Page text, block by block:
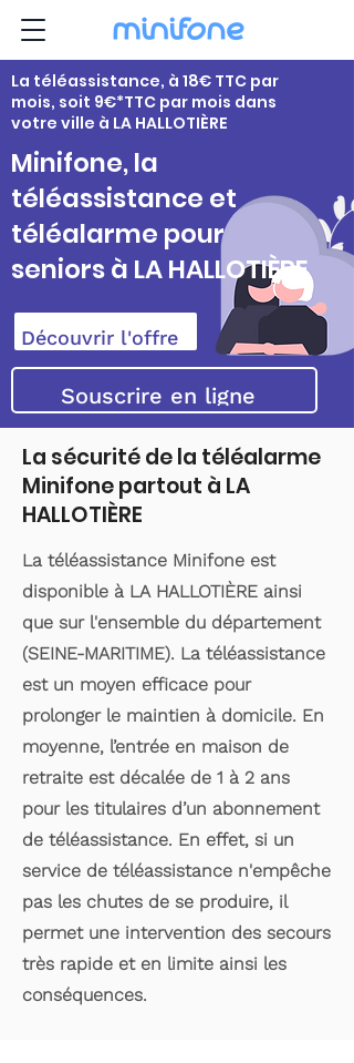
La téléassistance, à 18€ TTC par
mois, soit 9€*TTC par mois dans
votre ville à LA HALLOTIÈRE
Minifone, la
téléassistance et
téléalarme pour
seniors à LA HALLOTIÈRE
Découvrir l'offre
Souscrire en ligne
La sécurité de la téléalarme
Minifone partout à LA
HALLOTIÈRE
La téléassistance Minifone est
disponible à LA HALLOTIÈRE ainsi
que sur l'ensemble du département
(SEINE-MARITIME). La téléassistance
est un moyen efficace pour
prolonger le maintien à domicile. En
moyenne, l’entrée en maison de
retraite est décalée de 1 à 2 ans
pour les titulaires d’un abonnement
de téléassistance. En effet, si un
service de téléassistance n'empêche
pas les chutes de se produire, il
permet une intervention des secours
très rapide et en limite ainsi les
conséquences.